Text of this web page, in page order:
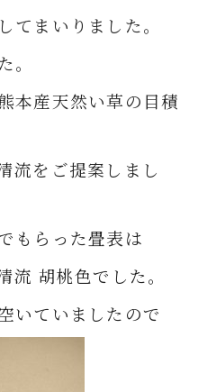
てまいりました。
。
本産天然い草の目積
流をご提案しまし
もらった畳表は
流 胡桃色でした。
いていましたので